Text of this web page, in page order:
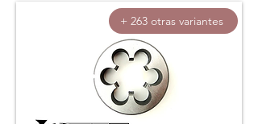
+ 263 otras variantes